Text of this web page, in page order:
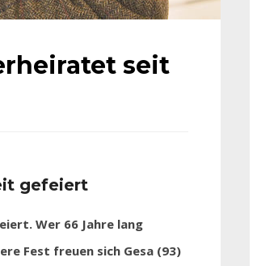
seit
gefeiert
Wer 66 Jahre lang
Fest freuen sich Gesa (93)